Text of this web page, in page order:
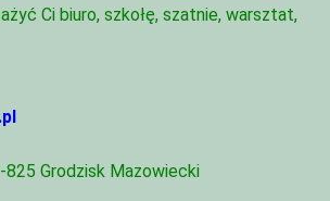
Ci biuro, szkołę, szatnie, warsztat,
825 Grodzisk Mazowiecki